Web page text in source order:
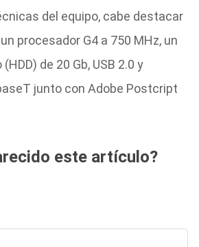
del equipo, cabe destacar
procesador G4 a 750 MHz, un
de 20 Gb, USB 2.0 y
junto con Adobe Postcript
este artículo?